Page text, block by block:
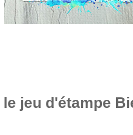
jeu d'étampe